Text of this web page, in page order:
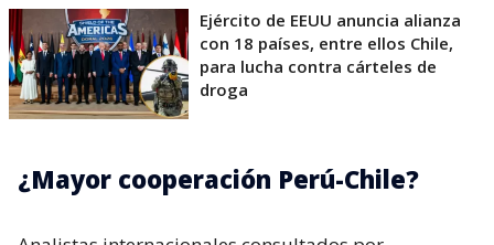
Ejército de EEUU anuncia alianza
con 18 países, entre ellos Chile,
para lucha contra cárteles de
droga
¿Mayor cooperación Perú-Chile?